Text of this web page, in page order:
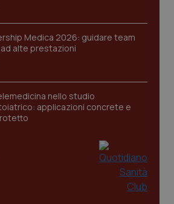
Medica 2026: guidare team
alte prestazioni
nello studio
applicazioni concrete e